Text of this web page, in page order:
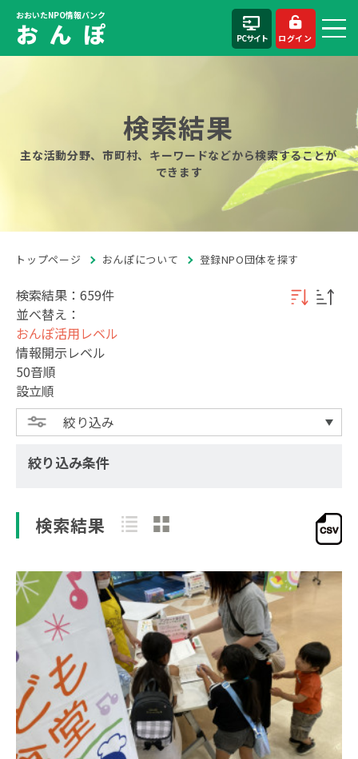
おおいたNPO情報バンク
お ん ぽ PCサイト ログイン
検索結果
主な活動分野、市町村、キーワードなどから検索することが
できます
トップページ おんぽについて 登録NPO団体を探す
検索結果：659件
並べ替え：
おんぽ活用レベル
情報開示レベル
50音順
設立順
絞り込み
絞り込み条件
検索結果